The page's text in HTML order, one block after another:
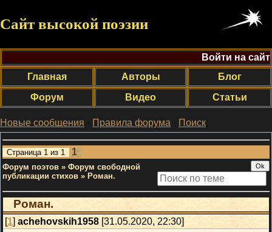
Сайт высокой поэзии
Войти на сайт
Главная
Авторы
Блог
Форум
Видео Статьи
Новые сообщения · Правила форума · Поиск;
Страница 1 из 1 1
Форум поэтов » Форум свободной
публикации стихов » Роман.
Роман.
[1] achehovskih1958 [31.05.2020, 22:30]